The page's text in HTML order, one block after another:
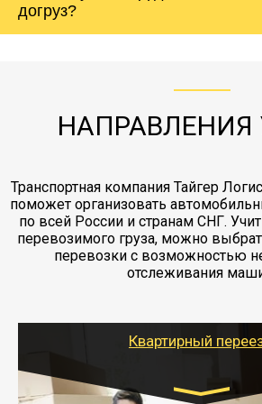
холодильника - обложить
коробками и обмотать стрейч
Вашего груза по ставке 0.15 от
груза. Мы сотрудничаем по
заканчивая выгрузкой в пункте
догруз?
НАПРАВЛЕНИЯ
Транспортная компания Тайгер
поможет организовать
по всей России и странам СНГ.
перевозимого груза, можно
перевозки с возможностью
отслеживания
Квартирный